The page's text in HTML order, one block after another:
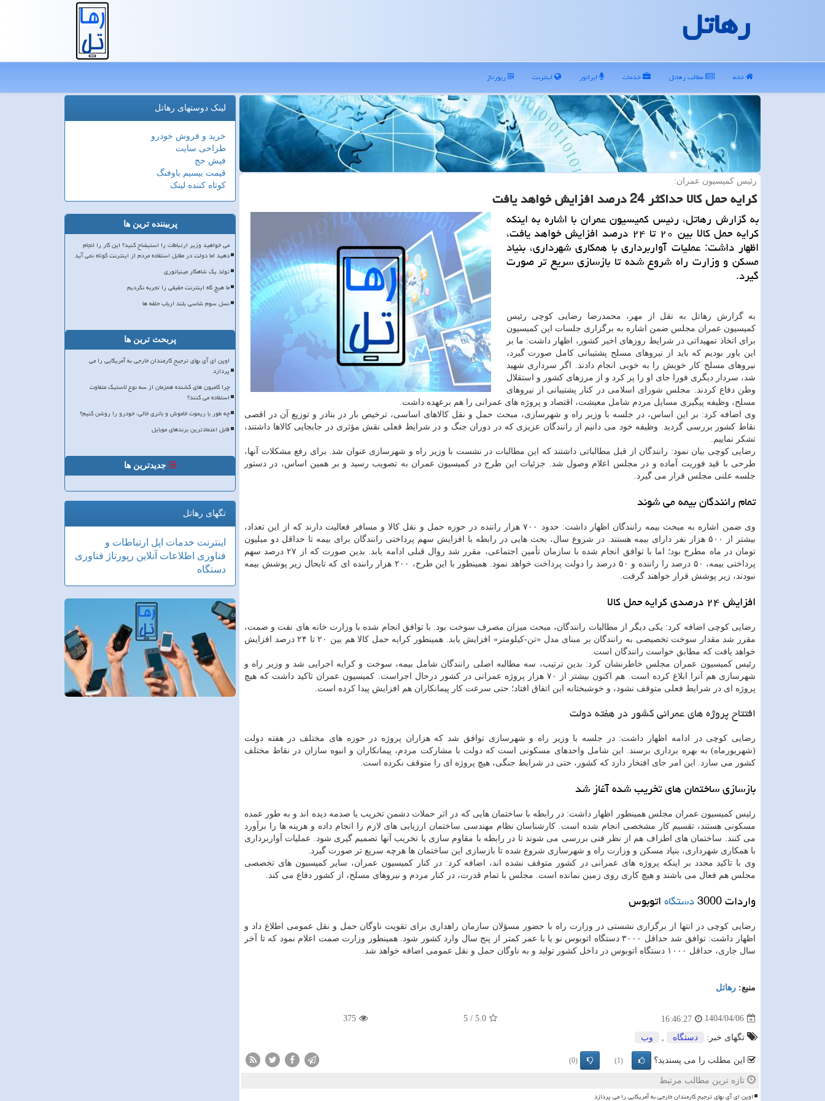
رهاتل
خانه مطالب رهاتل خدمات اپراتور اینترنت رپورتاژ
رئیس کمیسیون عمران:
کرایه حمل کالا حداکثر 24 درصد افزایش خواهد یافت
به گزارش رهاتل، رئیس کمیسیون عمران با اشاره به اینکه
کرایه حمل کالا بین ۲۰ تا ۲۴ درصد افزایش خواهد یافت،
اظهار داشت: عملیات آواربرداری با همکاری شهرداری، بنیاد
مسکن و وزارت راه شروع شده تا بازسازی سریع تر صورت
گیرد.
به گزارش رهاتل به نقل از مهر، محمدرضا رضایی کوچی رئیس
کمیسیون عمران مجلس ضمن اشاره به برگزاری جلسات این کمیسیون
برای اتخاذ تمهیداتی در شرایط روزهای اخیر کشور، اظهار داشت: ما بر
این باور بودیم که باید از نیروهای مسلح پشتیبانی کامل صورت گیرد،
نیروهای مسلح کار خویش را به خوبی انجام دادند. اگر سرداری شهید
شد، سردار دیگری فورا جای او را پر کرد و از مرزهای کشور و استقلال
وطن دفاع کردند. مجلس شورای اسلامی در کنار پشتیبانی از نیروهای
مسلح، وظیفه پیگیری مسایل مردم شامل معیشت، اقتصاد و پروژه های عمرانی را هم برعهده داشت.
وی اضافه کرد: بر این اساس، در جلسه با وزیر راه و شهرسازی، مبحث حمل و نقل کالاهای اساسی، ترخیص بار در بنادر و توزیع آن در اقصی
نقاط کشور بررسی گردید. وظیفه خود می دانیم از رانندگان عزیزی که در دوران جنگ و در شرایط فعلی نقش مؤثری در جابجایی کالاها داشتند،
تشکر نماییم.
رضایی کوچی بیان نمود: رانندگان از قبل مطالباتی داشتند که این مطالبات در نشست با وزیر راه و شهرسازی عنوان شد. برای رفع مشکلات آنها،
طرحی با قید فوریت آماده و در مجلس اعلام وصول شد. جزئیات این طرح در کمیسیون عمران به تصویب رسید و بر همین اساس، در دستور
جلسه علنی مجلس قرار می گیرد.
تمام رانندگان بیمه می شوند
وی ضمن اشاره به مبحث بیمه رانندگان اظهار داشت: حدود ۷۰۰ هزار راننده در حوزه حمل و نقل کالا و مسافر فعالیت دارند که از این تعداد،
بیشتر از ۵۰۰ هزار نفر دارای بیمه هستند. در شروع سال، بحث هایی در رابطه با افزایش سهم پرداختی رانندگان برای بیمه تا حداقل دو میلیون
تومان در ماه مطرح بود؛ اما با توافق انجام شده با سازمان تأمین اجتماعی، مقرر شد روال قبلی ادامه یابد. بدین صورت که از ۲۷ درصد سهم
پرداختی بیمه، ۵۰ درصد را راننده و ۵۰ درصد را دولت پرداخت خواهد نمود. همینطور با این طرح، ۲۰۰ هزار راننده ای که تابحال زیر پوشش بیمه
نبودند، زیر پوشش قرار خواهند گرفت.
افزایش ۲۴ درصدی کرایه حمل کالا
رضایی کوچی اضافه کرد: یکی دیگر از مطالبات رانندگان، مبحث میزان مصرف سوخت بود. با توافق انجام شده با وزارت خانه های نفت و صمت،
مقرر شد مقدار سوخت تخصیصی به رانندگان بر مبنای مدل «تن-کیلومتر» افزایش یابد. همینطور کرایه حمل کالا هم بین ۲۰ تا ۲۴ درصد افزایش
خواهد یافت که مطابق خواست رانندگان است.
رئیس کمیسیون عمران مجلس خاطرنشان کرد: بدین ترتیب، سه مطالبه اصلی رانندگان شامل بیمه، سوخت و کرایه اجرایی شد و وزیر راه و
شهرسازی هم آنرا ابلاغ کرده است. هم اکنون بیشتر از ۷۰ هزار پروژه عمرانی در کشور درحال اجراست. کمیسیون عمران تاکید داشت که هیچ
پروژه ای در شرایط فعلی متوقف نشود، و خوشبختانه این اتفاق افتاد؛ حتی سرعت کار پیمانکاران هم افزایش پیدا کرده است.
افتتاح پروژه های عمرانی کشور در هفته دولت
رضایی کوچی در ادامه اظهار داشت: در جلسه با وزیر راه و شهرسازی توافق شد که هزاران پروژه در حوزه های مختلف در هفته دولت
(شهریورماه) به بهره برداری برسند. این شامل واحدهای مسکونی است که دولت با مشارکت مردم، پیمانکاران و انبوه سازان در نقاط مختلف
کشور می سازد. این امر جای افتخار دارد که کشور، حتی در شرایط جنگی، هیچ پروژه ای را متوقف نکرده است.
بازسازی ساختمان های تخریب شده آغاز شد
رئیس کمیسیون عمران مجلس همینطور اظهار داشت: در رابطه با ساختمان هایی که در اثر حملات دشمن تخریب یا صدمه دیده اند و به طور عمده
مسکونی هستند، تقسیم کار مشخصی انجام شده است. کارشناسان نظام مهندسی ساختمان ارزیابی های لازم را انجام داده و هزینه ها را برآورد
می کنند. ساختمان های اطراف هم از نظر فنی بررسی می شوند تا در رابطه با مقاوم سازی یا تخریب آنها تصمیم گیری شود. عملیات آواربرداری
با همکاری شهرداری، بنیاد مسکن و وزارت راه و شهرسازی شروع شده تا بازسازی این ساختمان ها هرچه سریع تر صورت گیرد.
وی با تاکید مجدد بر اینکه پروژه های عمرانی در کشور متوقف نشده اند، اضافه کرد: در کنار کمیسیون عمران، سایر کمیسیون های تخصصی
مجلس هم فعال می باشند و هیچ کاری روی زمین نمانده است. مجلس با تمام قدرت، در کنار مردم و نیروهای مسلح، از کشور دفاع می کند.
واردات 3000 دستگاهاتوبوس
رضایی کوچی در انتها از برگزاری نشستی در وزارت راه با حضور مسؤلان سازمان راهداری برای تقویت ناوگان حمل و نقل عمومی اطلاع داد و
اظهار داشت: توافق شد حداقل ۳۰۰۰ دستگاه اتوبوس نو یا با عمر کمتر از پنج سال وارد کشور شود. همینطور وزارت صمت اعلام نمود که تا آخر
سال جاری، حداقل ۱۰۰۰ دستگاه اتوبوس در داخل کشور تولید و به ناوگان حمل و نقل عمومی اضافه خواهد شد.
منبع: رهاتل
1404/04/06
16:46:27
5.0
/
5
375
تگهای خبر: دستگاه وب
این مطلب را می پسندید؟ (1)
(0)
تازه ترین مطالب مرتبط
اوپن ای آی بهای ترجیح کارمندان خارجی به آمریکایی را می پردازد
لینک دوستهای رهاتل
خرید و فروش خودرو
طراحی سایت
فیش حج
قیمت بیسیم باوفنگ
کوتاه کننده لینک
پربیننده ترین ها
می خواهید وزیر ارتباطات را استیضاح کنید؟ این کار را انجام
دهید اما دولت در مقابل استفاده مردم از اینترنت کوتاه نمی آید
تولد یک شاهکار مینیاتوری
ما هیچ گاه اینترنت حقیقی را تجربه نکردیم
نسل سوم شاسی بلند ارباب حلقه ها
پربحث ترین ها
اوپن ای آی بهای ترجیح کارمندان خارجی به آمریکایی را می
پردازد
چرا کامیون های کشنده همزمان از سه نوع لاستیک متفاوت
استفاده می کنند؟
چه طور با ریموت خاموش و باتری خالی، خودرو را روشن کنیم؟
قابل اعتمادترین برندهای موبایل
جدیدترین ها
تگهای رهاتل
اینترنت خدمات اپل ارتباطات و
فناوری اطلاعات آنلاین رپورتاژ فناوری
دستگاه